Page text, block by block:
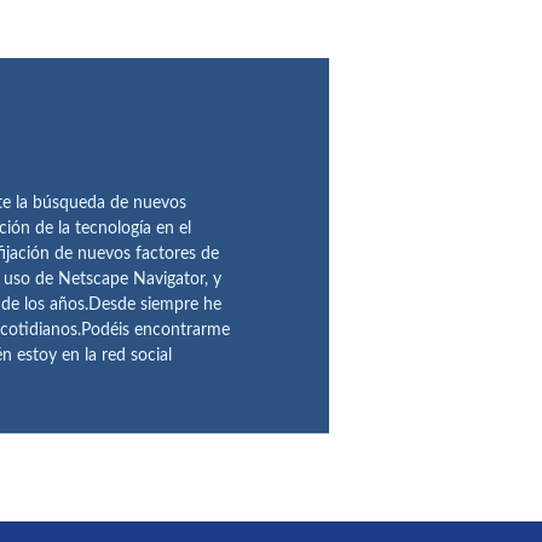
la búsqueda de nuevos
de la tecnología en el
de nuevos factores de
de Netscape Navigator, y
los años.Desde siempre he
encontrarme
estoy en la red social